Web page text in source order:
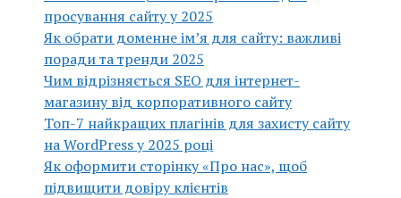
просування сайту у 2025
Як обрати доменне ім’я для сайту: важливі
поради та тренди 2025
Чим відрізняється SEO для інтернет-
магазину від корпоративного сайту
Топ-7 найкращих плагінів для захисту сайту
на WordPress у 2025 році
Як оформити сторінку «Про нас», щоб
підвищити довіру клієнтів